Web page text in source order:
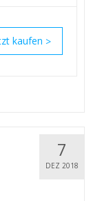
>
7
DEZ 2018